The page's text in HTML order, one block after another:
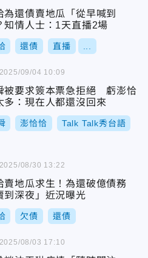
為還債賣地瓜「從早喊到
知情人士：1天直播2場
還債 直播
被要求簽本票急拒絕 虧澎恰
多：現在人都還沒回來
澎恰恰 Talk Talk秀台語
2025/09/04 10:09
賣地瓜求生！為還破億債務
到深夜」近況曝光
欠債 還債
2025/08/30 13:22
2025/08/03 17:10